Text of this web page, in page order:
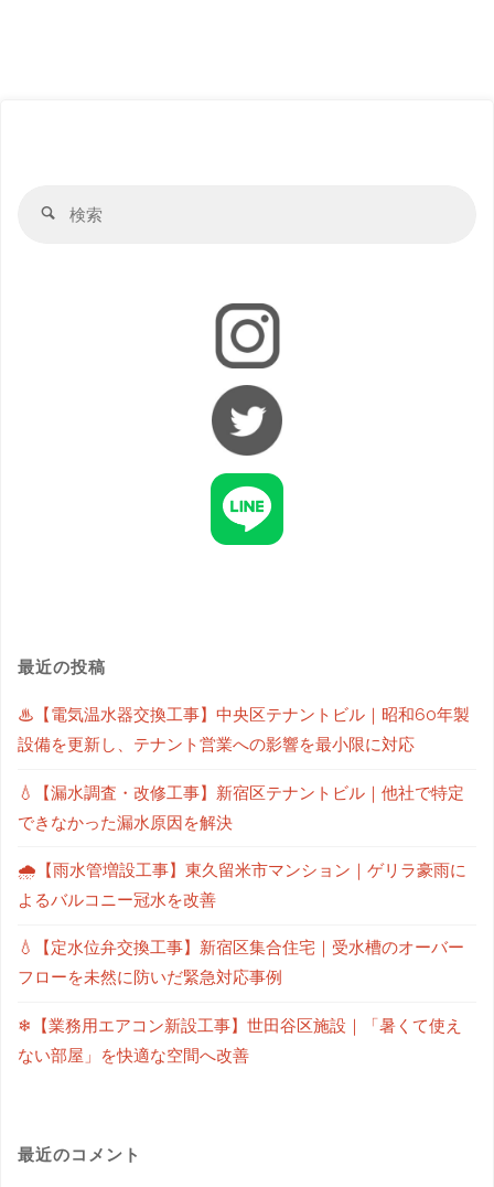
最近の投稿
♨【電気温水器交換工事】中央区テナントビル｜昭和60年製
設備を更新し、テナント営業への影響を最小限に対応
💧【漏水調査・改修工事】新宿区テナントビル｜他社で特定
できなかった漏水原因を解決
🌧【雨水管増設工事】東久留米市マンション｜ゲリラ豪雨に
よるバルコニー冠水を改善
💧【定水位弁交換工事】新宿区集合住宅｜受水槽のオーバー
フローを未然に防いだ緊急対応事例
❄【業務用エアコン新設工事】世田谷区施設｜「暑くて使え
ない部屋」を快適な空間へ改善
最近のコメント